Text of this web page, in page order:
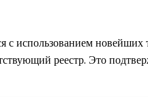
использованием
реестр. Это